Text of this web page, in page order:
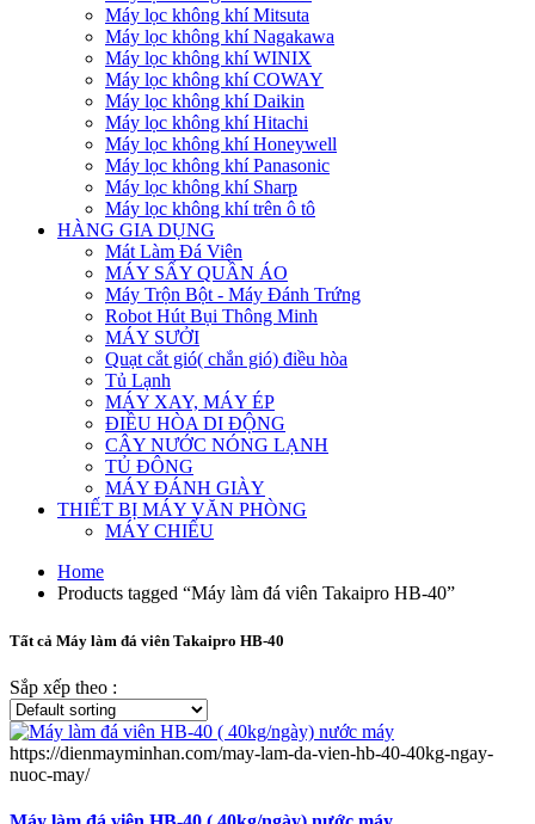
Máy lọc không khí Mitsuta
Máy lọc không khí Nagakawa
Máy lọc không khí WINIX
Máy lọc không khí COWAY
Máy lọc không khí Daikin
Máy lọc không khí Hitachi
Máy lọc không khí Honeywell
Máy lọc không khí Panasonic
Máy lọc không khí Sharp
Máy lọc không khí trên ô tô
HÀNG GIA DỤNG
Mát Làm Đá Viên
MÁY SẤY QUẦN ÁO
Máy Trộn Bột - Máy Đánh Trứng
Robot Hút Bụi Thông Minh
MÁY SƯỞI
Quạt cắt gió( chắn gió) điều hòa
Tủ Lạnh
MÁY XAY, MÁY ÉP
ĐIỀU HÒA DI ĐỘNG
CÂY NƯỚC NÓNG LẠNH
TỦ ĐÔNG
MÁY ĐÁNH GIÀY
THIẾT BỊ MÁY VĂN PHÒNG
MÁY CHIẾU
Home
Products tagged “Máy làm đá viên Takaipro HB-40”
Tất cả Máy làm đá viên Takaipro HB-40
Sắp xếp theo :
https://dienmayminhan.com/may-lam-da-vien-hb-40-40kg-ngay-
nuoc-may/